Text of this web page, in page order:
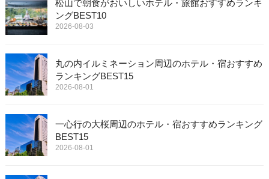
松山で朝食がおいしいホテル・旅館おすすめランキ
ングBEST10
2026-08-03
丸の内イルミネーション周辺のホテル・宿おすすめ
ランキングBEST15
2026-08-01
一心行の大桜周辺のホテル・宿おすすめランキング
BEST15
2026-08-01